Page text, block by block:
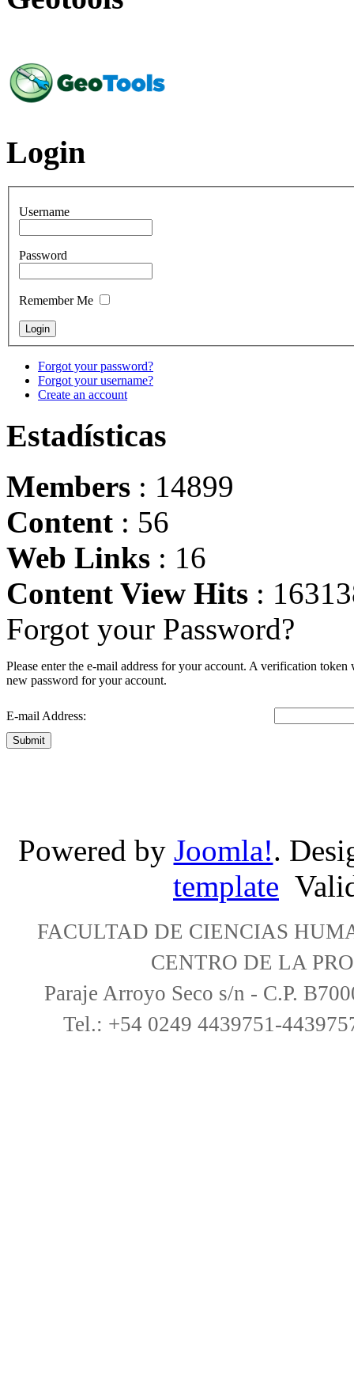
Login
Username
Password
Remember Me
Forgot your password?
Forgot your username?
Create an account
Estadísticas
Members : 14899
Content : 56
Web Links : 16
Content View Hits :
Forgot your Password?
Please enter the e-mail address for your account. A verification
new password for your account.
E-mail Address:
Submit
Powered by Joomla!.
template
FACULTAD DE CIENCIAS
CENTRO DE LA
Paraje Arroyo Seco s/n - C.P.
Tel.: +54 0249 4439751-